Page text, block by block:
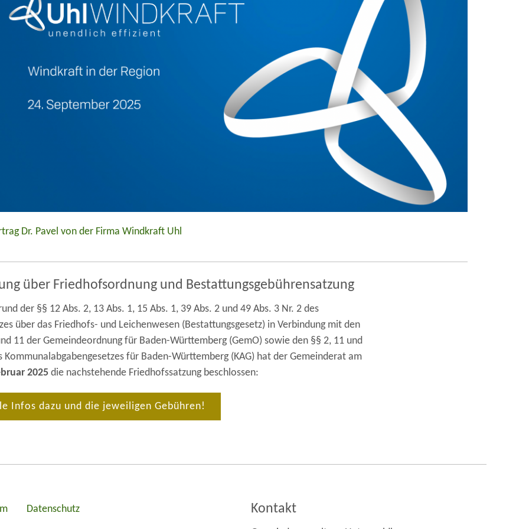
Dr. Pavel von der Firma Windkraft Uhl
über Friedhofsordnung und Bestattungsgebührensatzung
der §§ 12 Abs. 2, 13 Abs. 1, 15 Abs. 1, 39 Abs. 2 und 49 Abs. 3 Nr. 2 des
über das Friedhofs- und Leichenwesen (Bestattungsgesetz) in Verbindung mit den
11 der Gemeindeordnung für Baden-Württemberg (GemO) sowie den §§ 2, 11 und
Kommunalabgabengesetzes für Baden-Württemberg (KAG) hat der Gemeinderat am
2025die nachstehende Friedhofssatzung beschlossen:
Infos dazu und die jeweiligen Gebühren!
Datenschutz Kontakt